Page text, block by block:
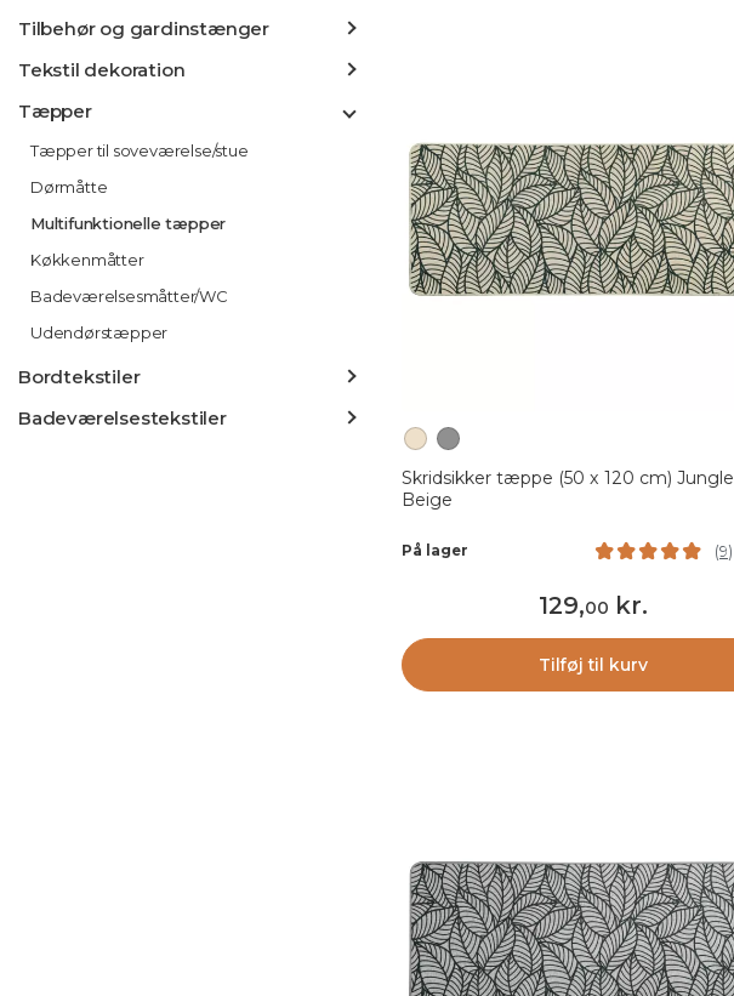
Tilbehør og gardinstænger
Tekstil dekoration
Tæpper
Tæpper til soveværelse/stue
Dørmåtte
Multifunktionelle tæpper
Køkkenmåtter
Badeværelsesmåtter/WC
Udendørstæpper
Bordtekstiler
Badeværelsestekstiler
Skridsikker tæppe (50 x 120 cm) Jungle
Beige
På lager (9)
129,00 kr.
Tilføj til kurv